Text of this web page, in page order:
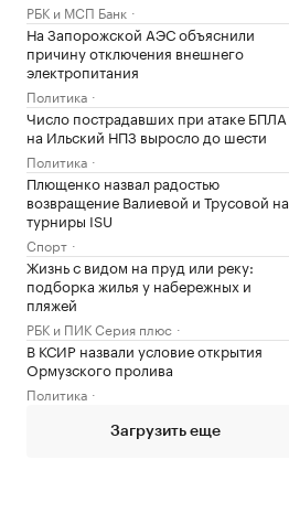
РБК и МСП Банк
На Запорожской АЭС объяснили
причину отключения внешнего
электропитания
Политика
Число пострадавших при атаке БПЛА
на Ильский НПЗ выросло до шести
Политика
Плющенко назвал радостью
возвращение Валиевой и Трусовой на
турниры ISU
Спорт
Жизнь с видом на пруд или реку:
подборка жилья у набережных и
пляжей
РБК и ПИК Серия плюс
В КСИР назвали условие открытия
Ормузского пролива
Политика
Загрузить еще